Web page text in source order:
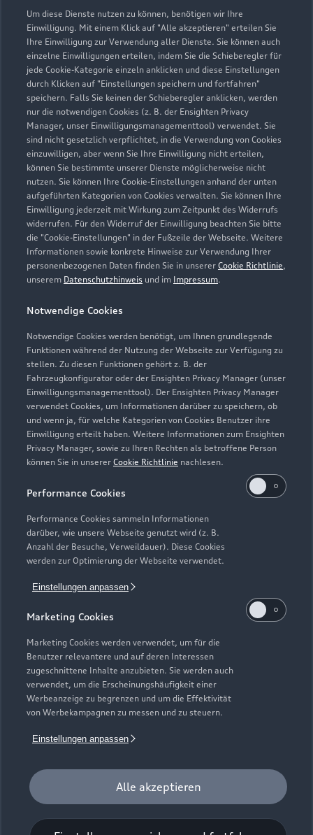
Um diese Dienste nutzen zu können, benötigen wir Ihre
Einwilligung. Mit einem Klick auf "Alle akzeptieren" erteilen Sie
Ihre Einwilligung zur Verwendung aller Dienste. Sie können auch
einzelne Einwilligungen erteilen, indem Sie die Schieberegler für
jede Cookie-Kategorie einzeln anklicken und diese Einstellungen
durch Klicken auf "Einstellungen speichern und fortfahren"
speichern. Falls Sie keinen der Schieberegler anklicken, werden
nur die notwendigen Cookies (z. B. der Ensighten Privacy
Manager, unser Einwilligungsmanagementtool) verwendet. Sie
sind nicht gesetzlich verpflichtet, in die Verwendung von Cookies
einzuwilligen, aber wenn Sie Ihre Einwilligung nicht erteilen,
können Sie bestimmte unserer Dienste möglicherweise nicht
nutzen. Sie können Ihre Cookie-Einstellungen anhand der unten
aufgeführten Kategorien von Cookies verwalten. Sie können Ihre
Einwilligung jederzeit mit Wirkung zum Zeitpunkt des Widerrufs
widerrufen. Für den Widerruf der Einwilligung beachten Sie bitte
die "Cookie-Einstellungen" in der Fußzeile der Webseite. Weitere
Informationen sowie konkrete Hinweise zur Verwendung Ihrer
personenbezogenen Daten finden Sie in unserer Cookie Richtlinie,
unserem Datenschutzhinweis und im Impressum.
Notwendige Cookies
Notwendige Cookies werden benötigt, um Ihnen grundlegende
Funktionen während der Nutzung der Webseite zur Verfügung zu
stellen. Zu diesen Funktionen gehört z. B. der
Fahrzeugkonfigurator oder der Ensighten Privacy Manager (unser
Einwilligungsmanagementtool). Der Ensighten Privacy Manager
verwendet Cookies, um Informationen darüber zu speichern, ob
und wenn ja, für welche Kategorien von Cookies Benutzer ihre
Einwilligung erteilt haben. Weitere Informationen zum Ensighten
Privacy Manager, sowie zu Ihren Rechten als betroffene Person
können Sie in unserer Cookie Richtlinie nachlesen.
Performance Cookies
Performance Cookies sammeln Informationen
darüber, wie unsere Webseite genutzt wird (z. B.
Anzahl der Besuche, Verweildauer). Diese Cookies
werden zur Optimierung der Webseite verwendet.
Einstellungen anpassen
Marketing Cookies
Marketing Cookies werden verwendet, um für die
Benutzer relevantere und auf deren Interessen
zugeschnittene Inhalte anzubieten. Sie werden auch
verwendet, um die Erscheinungshäufigkeit einer
Werbeanzeige zu begrenzen und um die Effektivität
von Werbekampagnen zu messen und zu steuern.
Einstellungen anpassen
Alle akzeptieren
Zur Inspektion
Zur Reparatur
Zurück nach oben
Modelle
Elektromodelle
Plug-in-Hybride
Neuwagensuche
Gebrauchtwagensuche
Geschäftskunden
Service & Zubehör
Saisonale Angebote
Audi Services
Garantie
Audi digital services
myAudi
Support
Audi Code
Häufige Fragen (FAQ)
Audi Online Beratung
Online-Terminvereinbarung
Servicekontakt
Bordbuch & Bedienungsanleitungen
Verträge kündigen
Über Audi
Unternehmen
Karriere
Investor Relations
Audi erleben
© 2026 AUDI AG. Alle Rechte vorbehalten
Impressum Rechtliches
Cookie-Richtlinie
Digital Services Act
EU Data Act